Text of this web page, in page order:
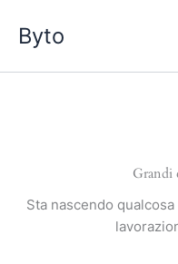
contenuto
Byto
Grandi
Sta nascendo